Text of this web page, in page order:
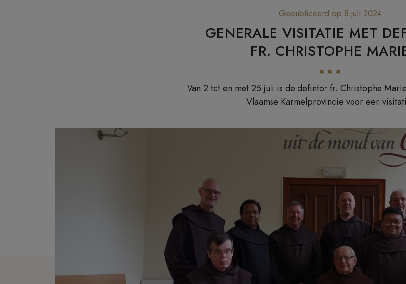
Gepubliceerd op 8 juli 2024
GENERALE VISITATIE MET
FR. CHRISTOPHE
Van 2 tot en met 25 juli is de defintor fr. Christophe
Vlaamse Karmelprovincie voor een